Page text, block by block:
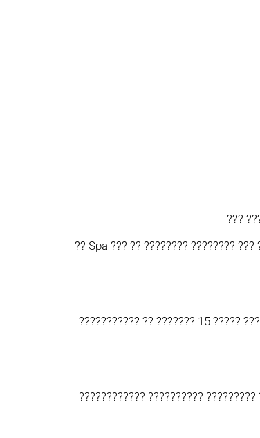
???
?? Spa ??? ?? ???????? ???????? ???
??????????? ?? ??????? 15 ?????
???????????? ??????????